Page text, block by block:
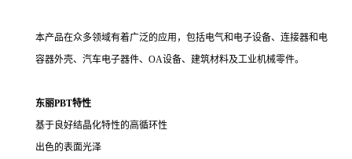
本产品在众多领域有着广泛的应用，包括电气和电子设备、连接器和电
容器外壳、汽车电子器件、OA设备、建筑材料及工业机械零件。
东丽PBT特性
基于良好结晶化特性的高循环性
出色的表面光泽